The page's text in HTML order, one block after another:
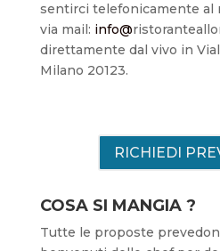
sentirci telefonicamente al
via mail: info@
direttamente dal vivo in
Milano 20123.
RICHIEDI
COSA SI MANGIA ?
Tutte le proposte